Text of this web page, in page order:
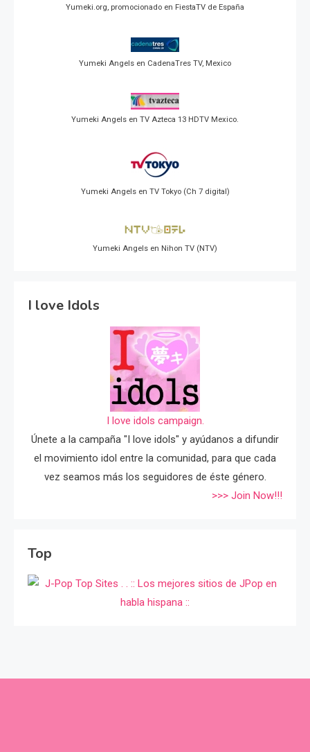
Yumeki.org, promocionado en FiestaTV de España
Yumeki Angels en CadenaTres TV, Mexico
Yumeki Angels en TV Azteca 13 HDTV Mexico.
Yumeki Angels en TV Tokyo (Ch 7 digital)
Yumeki Angels en Nihon TV (NTV)
I love Idols
I love idols campaign.
Únete a la campaña "I love idols" y ayúdanos a difundir
el movimiento idol entre la comunidad, para que cada
vez seamos más los seguidores de éste género.
>>> Join Now!!!
Top